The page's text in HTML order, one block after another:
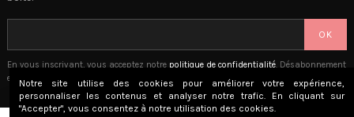
OK
En vous inscrivant, vous acceptez notre politique de confidentialité. Désabonnement
en 1 clic.Notre site utilise des cookies pour améliorer votre expérience,
personnaliser les contenus et analyser notre trafic. En cliquant sur
"Accepter", vous consentez à notre utilisation des cookies.